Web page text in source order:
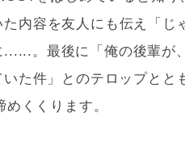
内容を友人にも伝え「じ
。最後に「俺の後輩が
た件」とのテロップとと
くくります。